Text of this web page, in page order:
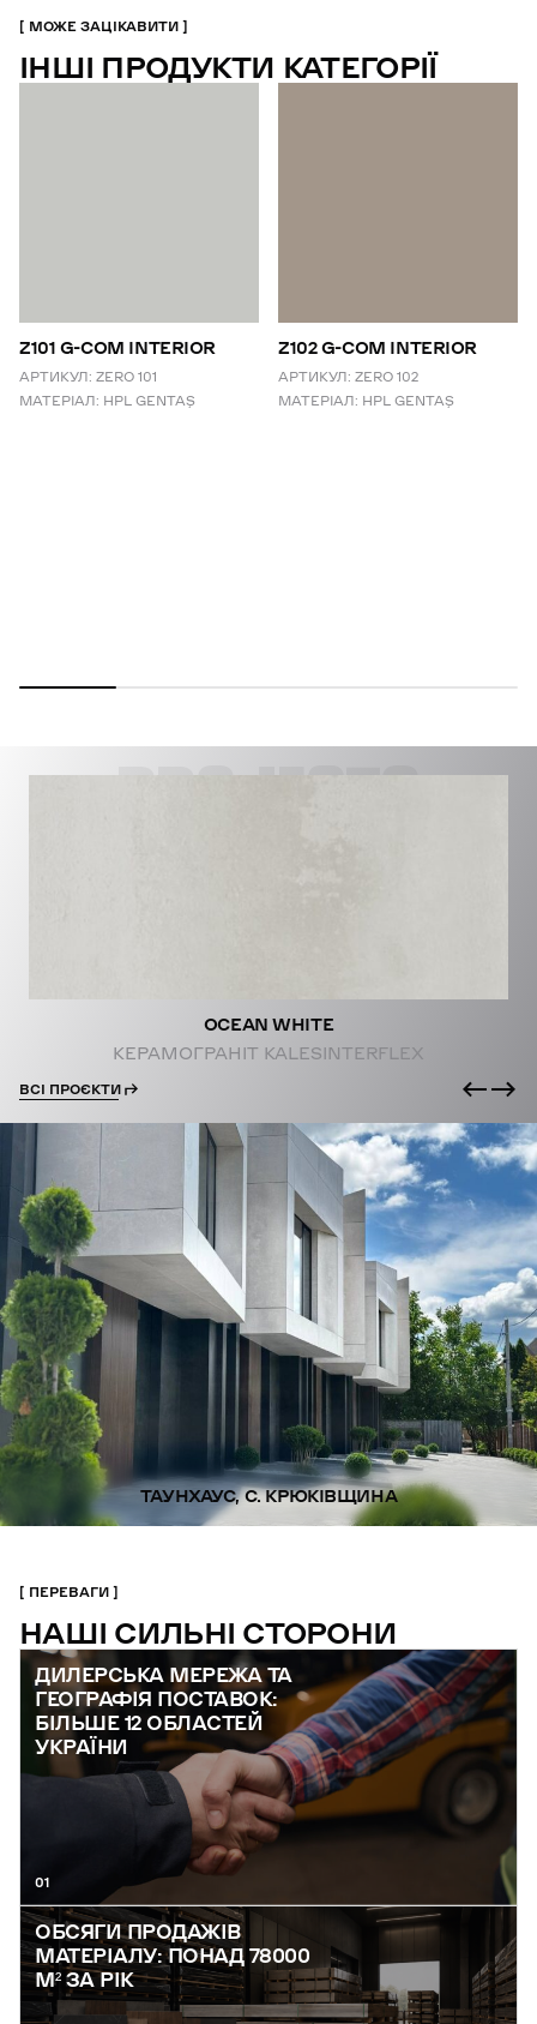
МОЖЕ ЗАЦІКАВИТИ
ІНШІ ПРОДУКТИ КАТЕГОРІЇ
Z101 G-COM INTERIOR
АРТИКУЛ: ZERO 101
МАТЕРІАЛ: HPL GENTAŞ
Z102 G-COM INTERIOR
АРТИКУЛ: ZERO 102
МАТЕРІАЛ: HPL GENTAŞ
PROJECTS
OCEAN WHITE
КЕРАМОГРАНІТ KALESINTERFLEX
ВСІ ПРОЄКТИ
ТАУНХАУС, С. КРЮКІВЩИНА
ПЕРЕВАГИ
НАШІ СИЛЬНІ СТОРОНИ
ДИЛЕРСЬКА МЕРЕЖА ТА
ГЕОГРАФІЯ ПОСТАВОК:
БІЛЬШЕ 12 ОБЛАСТЕЙ
УКРАЇНИ
01
ОБСЯГИ ПРОДАЖІВ
МАТЕРІАЛУ: ПОНАД 78000
М² ЗА РІК